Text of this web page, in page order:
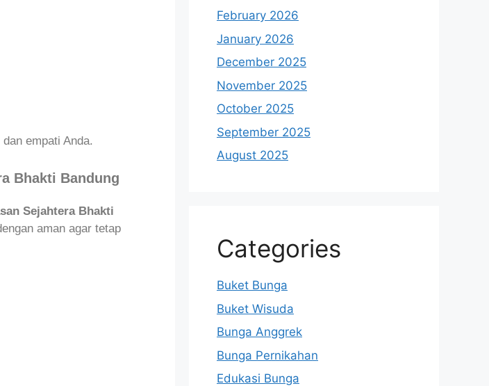
empati Anda.
Bhakti Bandung
Sejahtera Bhakti
aman agar tetap
February 2026
January 2026
December 2025
November 2025
October 2025
September 2025
August 2025
Categories
Buket Bunga
Buket Wisuda
Bunga Anggrek
Bunga Pernikahan
Edukasi Bunga